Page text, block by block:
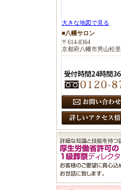
大きな地図で見る
■八幡サロン
〒614-8364
京都府八幡市男山松